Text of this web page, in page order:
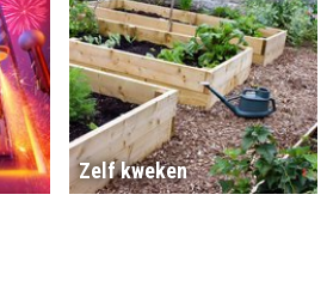
Zelf kweken